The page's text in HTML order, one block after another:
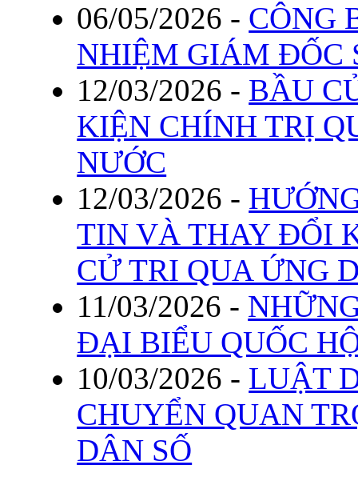
06/05/2026 - CÔNG
NHIỆM GIÁM ĐỐC
12/03/2026 - BẦU
KIỆN CHÍNH TRỊ
NƯỚC
12/03/2026 -
TIN VÀ THAY ĐỔI
CỬ TRI QUA ỨNG
11/03/2026 -
ĐẠI BIỂU QUỐC
10/03/2026 - LUẬT
CHUYỂN QUAN
DÂN SỐ